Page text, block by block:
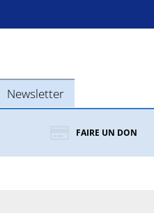
Newsletter
FAIRE UN DON